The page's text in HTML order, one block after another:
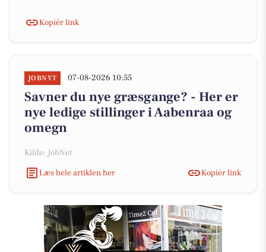
Kopiér link
JOBNYT 07-08-2026 10:55
Savner du nye græsgange? - Her er
nye ledige stillinger i Aabenraa og
omegn
Kilde: JobNet
Læs hele artiklen her
Kopiér link